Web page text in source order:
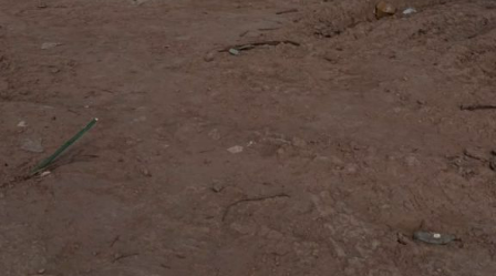
También lee:
Villa de Pozos mantiene acciones por bailes
clandestinos